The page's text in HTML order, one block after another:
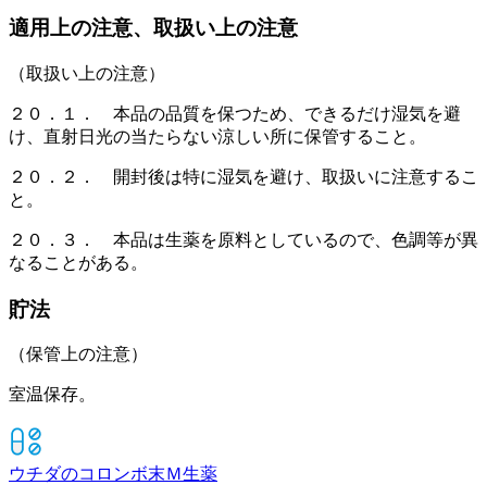
適用上の注意、取扱い上の注意
（取扱い上の注意）
２０．１． 本品の品質を保つため、できるだけ湿気を避
け、直射日光の当たらない涼しい所に保管すること。
２０．２． 開封後は特に湿気を避け、取扱いに注意するこ
と。
２０．３． 本品は生薬を原料としているので、色調等が異
なることがある。
貯法
（保管上の注意）
室温保存。
ウチダのコロンボ末Ｍ生薬